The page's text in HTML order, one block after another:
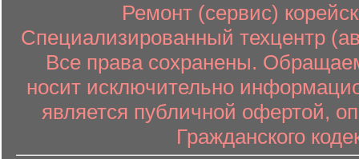
Ремонт (сервис)
Специализированный техцентр
Все права сохранены.
носит исключительно
является публичной офертой,
Гражданского